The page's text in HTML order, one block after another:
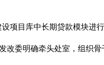
项目库中长期贷款模块进
改委明确牵头处室，组织